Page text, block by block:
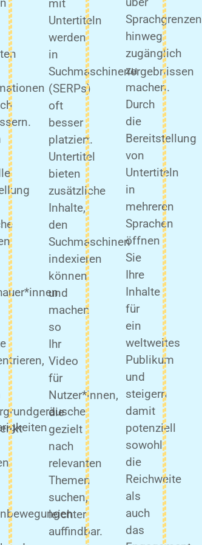
mit
Untertiteln
werden
in
Suchmaschinenergebnissen
(SERPs)
oft
besser
platziert.
Untertitel
bieten
zusätzliche
Inhalte,
den
Suchmaschinen
indexieren
können
und
machen
so
Ihr
Video
für
Nutzer*innen,
die
gezielt
nach
relevanten
Themen
suchen,
leichter
auffindbar.
Sprachgrenzen
hinweg
zugänglich
zu
machen.
Durch
die
Bereitstellung
von
Untertiteln
in
mehreren
Sprachen
öffnen
Sie
Ihre
Inhalte
für
ein
weltweites
Publikum
und
steigern
damit
potenziell
sowohl
die
Reichweite
als
auch
das